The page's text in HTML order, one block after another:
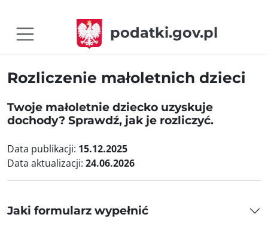
podatki.gov.pl
Rozliczenie małoletnich dzieci
Twoje małoletnie dziecko uzyskuje
dochody? Sprawdź, jak je rozliczyć.
Data publikacji: 15.12.2025
Data aktualizacji: 24.06.2026
Jaki formularz wypełnić